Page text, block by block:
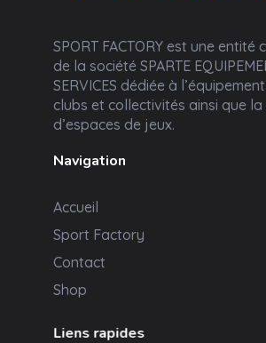
SPORT FACTORY est une entité
de la société SPARTE
SERVICES dédiée à
clubs et collectivités ainsi que
d’espaces de jeux.
Navigation
Accueil
Sport Factory
Contact
Shop
Liens rapides